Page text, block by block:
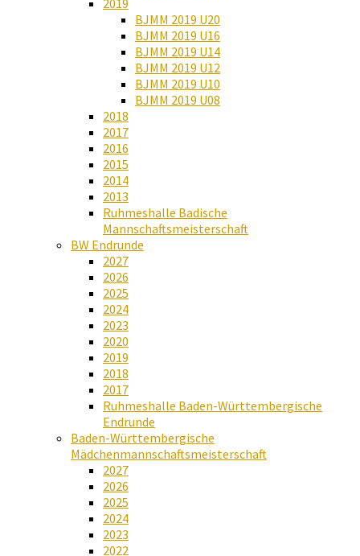
2019
BJMM 2019 U20
BJMM 2019 U16
BJMM 2019 U14
BJMM 2019 U12
BJMM 2019 U10
BJMM 2019 U08
2018
2017
2016
2015
2014
2013
Ruhmeshalle Badische
Mannschaftsmeisterschaft
BW Endrunde
2027
2026
2025
2024
2023
2020
2019
2018
2017
Ruhmeshalle Baden-Württembergische
Endrunde
Baden-Württembergische
Mädchenmannschaftsmeisterschaft
2027
2026
2025
2024
2023
2022